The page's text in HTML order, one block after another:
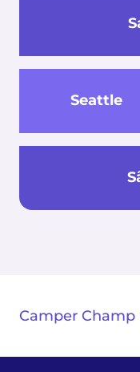
Seattle
Camper Champ